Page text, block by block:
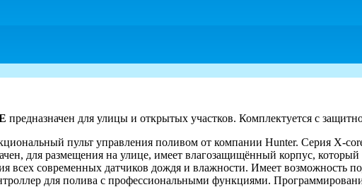
предназначен для улицы и открытых участков. Комплектуется с
пульт управления поливом от компании Hunter. Серия X-
для размещения на улице, имеет влагозащищённый корпус,
всех современных датчиков дождя и влажности. Имеет возможность
для полива с профессиональными функциями.